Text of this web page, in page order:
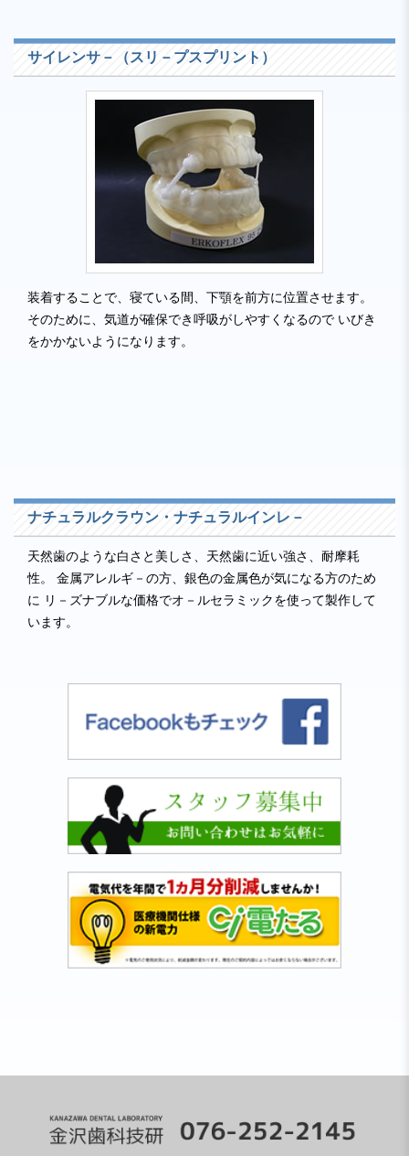
サイレンサ－（スリ－プスプリント）
装着することで、寝ている間、下顎を前方に位置させます。
そのために、気道が確保でき呼吸がしやすくなるので いびき
をかかないようになります。
ナチュラルクラウン・ナチュラルインレ－
天然歯のような白さと美しさ、天然歯に近い強さ、耐摩耗
性。 金属アレルギ－の方、銀色の金属色が気になる方のため
に リ－ズナブルな価格でオ－ルセラミックを使って製作して
います。